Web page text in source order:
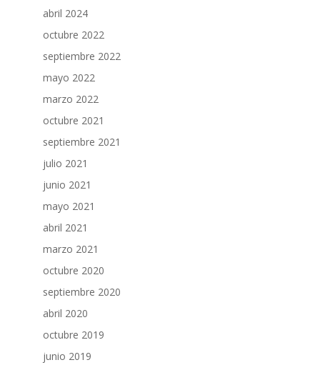
abril 2024
octubre 2022
septiembre 2022
mayo 2022
marzo 2022
octubre 2021
septiembre 2021
julio 2021
junio 2021
mayo 2021
abril 2021
marzo 2021
octubre 2020
septiembre 2020
abril 2020
octubre 2019
junio 2019